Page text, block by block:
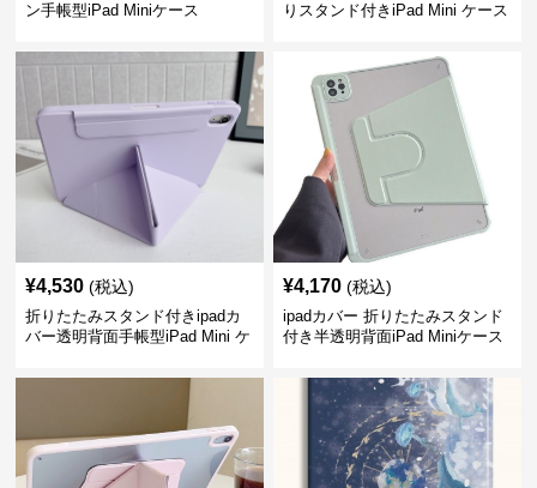
ン手帳型iPad Miniケース
りスタンド付きiPad Mini ケース
¥4,530 (税込)
折りたたみスタンド付きipadカ
バー透明背面手帳型iPad Mini ケ
¥4,170 (税込)
ipadカバー 折りたたみスタンド
付き半透明背面iPad Miniケース